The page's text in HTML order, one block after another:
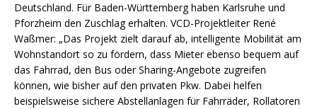
Deutschland. Für Baden-Württemberg haben Karlsruhe und
Pforzheim den Zuschlag erhalten. VCD-Projektleiter René
Waßmer: „Das Projekt zielt darauf ab, intelligente Mobilität am
Wohnstandort so zu fördern, dass Mieter ebenso bequem auf
das Fahrrad, den Bus oder Sharing-Angebote zugreifen
können, wie bisher auf den privaten Pkw. Dabei helfen
beispielsweise sichere Abstellanlagen für Fahrräder, Rollatoren